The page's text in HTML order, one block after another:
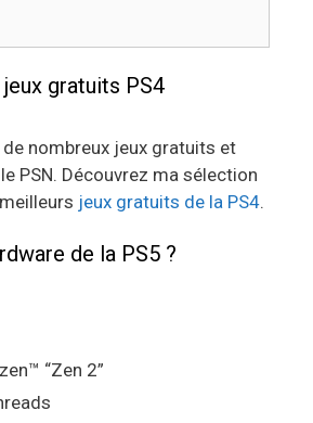
gratuits PS4
de nombreux jeux gratuits et
PSN. Découvrez ma sélection
jeux gratuits de la PS4.
de la PS5 ?
“Zen 2”